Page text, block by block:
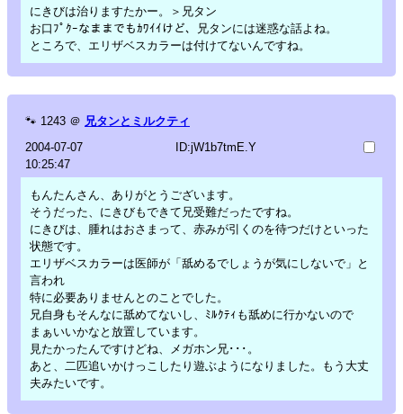
にきびは治りますたかー。＞兄タン
お口ﾌﾟｸｰなままでもｶﾜｲｲけど、兄タンには迷惑な話よね。
ところで、エリザベスカラーは付けてないんですね。
🐾 1243 ＠ 兄タンとミルクティ
2004-07-07
10:25:47
ID:jW1b7tmE.Y
もんたんさん、ありがとうございます。
そうだった、にきびもできて兄受難だったですね。
にきびは、腫れはおさまって、赤みが引くのを待つだけといった
状態です。
エリザベスカラーは医師が「舐めるでしょうが気にしないで」と
言われ
特に必要ありませんとのことでした。
兄自身もそんなに舐めてないし、ﾐﾙｸﾃｨも舐めに行かないので
まぁいいかなと放置しています。
見たかったんですけどね、メガホン兄･･･。
あと、二匹追いかけっこしたり遊ぶようになりました。もう大丈
夫みたいです。